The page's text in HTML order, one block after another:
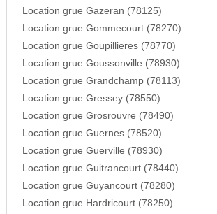
Location grue Gazeran (78125)
Location grue Gommecourt (78270)
Location grue Goupillieres (78770)
Location grue Goussonville (78930)
Location grue Grandchamp (78113)
Location grue Gressey (78550)
Location grue Grosrouvre (78490)
Location grue Guernes (78520)
Location grue Guerville (78930)
Location grue Guitrancourt (78440)
Location grue Guyancourt (78280)
Location grue Hardricourt (78250)